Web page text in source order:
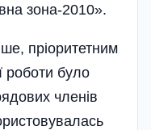
зона-2010».
пріоритетним
роботи було
членів